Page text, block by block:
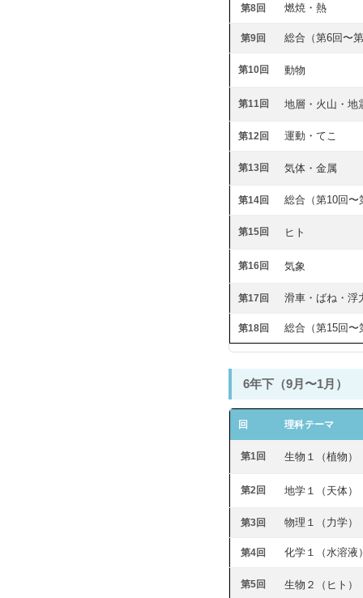
第8回 燃焼・熱
第9回 総合（第6回〜第
第10回 動物
第11回 地層・火山・地
第12回 運動・てこ
第13回 気体・金属
第14回 総合（第10回〜
第15回 ヒト
第16回 気象
第17回 滑車・ばね・浮
第18回 総合（第15回〜
6年下（9月〜1月）
回 理科テーマ
第1回 生物１（植物）
第2回 地学１（天体）
第3回 物理１（力学）
第4回 化学１（水溶液）
第5回 生物２（ヒト）